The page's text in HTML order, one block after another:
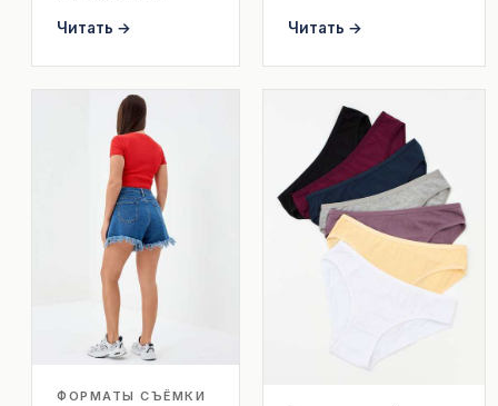
Читать → Читать →
ФОРМАТЫ СЪЁМКИ